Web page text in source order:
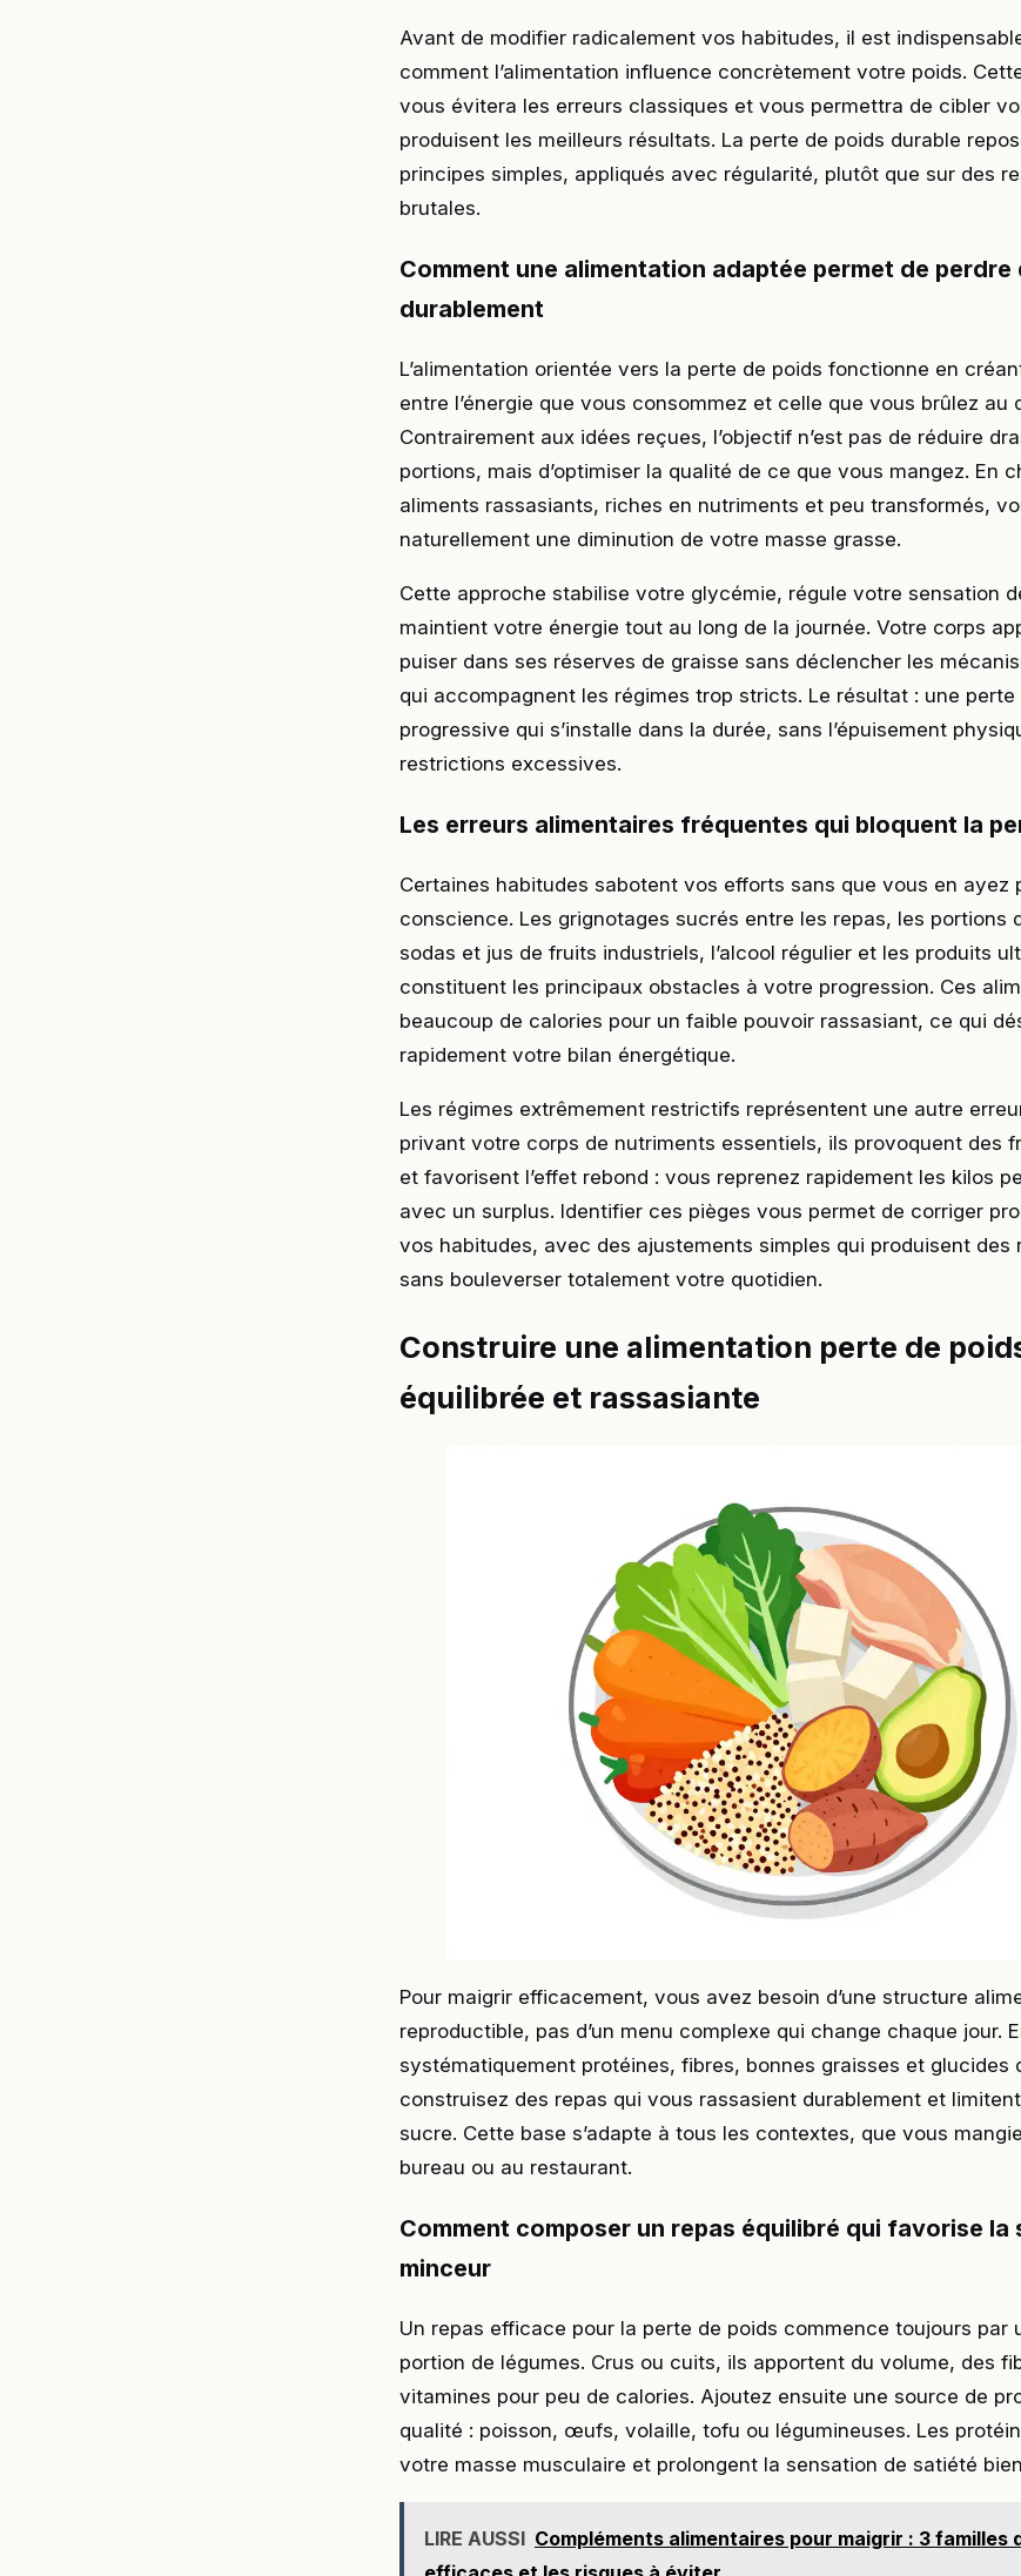
Avant de modifier radicalement vos habitudes, il est
comment l’alimentation influence concrètement votre poids.
vous évitera les erreurs classiques et vous permettra de cibler
produisent les meilleurs résultats. La perte de poids durable
principes simples, appliqués avec régularité, plutôt que sur des
brutales.
Comment une alimentation adaptée permet de perdre
durablement
L’alimentation orientée vers la perte de poids fonctionne en
entre l’énergie que vous consommez et celle que vous brûlez au
Contrairement aux idées reçues, l’objectif n’est pas de réduire
portions, mais d’optimiser la qualité de ce que vous mangez. En
aliments rassasiants, riches en nutriments et peu transformés,
naturellement une diminution de votre masse grasse.
Cette approche stabilise votre glycémie, régule votre sensation
maintient votre énergie tout au long de la journée. Votre corps
puiser dans ses réserves de graisse sans déclencher les
qui accompagnent les régimes trop stricts. Le résultat : une perte
progressive qui s’installe dans la durée, sans l’épuisement
restrictions excessives.
Les erreurs alimentaires fréquentes qui bloquent la
Certaines habitudes sabotent vos efforts sans que vous en ayez
conscience. Les grignotages sucrés entre les repas, les portions
sodas et jus de fruits industriels, l’alcool régulier et les produits
constituent les principaux obstacles à votre progression. Ces
beaucoup de calories pour un faible pouvoir rassasiant, ce qui
rapidement votre bilan énergétique.
Les régimes extrêmement restrictifs représentent une autre
privant votre corps de nutriments essentiels, ils provoquent des
et favorisent l’effet rebond : vous reprenez rapidement les kilos
avec un surplus. Identifier ces pièges vous permet de corriger
vos habitudes, avec des ajustements simples qui produisent des
sans bouleverser totalement votre quotidien.
Construire une alimentation perte de
équilibrée et rassasiante
Pour maigrir efficacement, vous avez besoin d’une structure
reproductible, pas d’un menu complexe qui change chaque jour.
systématiquement protéines, fibres, bonnes graisses et glucides
construisez des repas qui vous rassasient durablement et
sucre. Cette base s’adapte à tous les contextes, que vous
bureau ou au restaurant.
Comment composer un repas équilibré qui favorise la
minceur
Un repas efficace pour la perte de poids commence toujours par
portion de légumes. Crus ou cuits, ils apportent du volume, des
vitamines pour peu de calories. Ajoutez ensuite une source de
qualité : poisson, œufs, volaille, tofu ou légumineuses. Les
votre masse musculaire et prolongent la sensation de satiété
LIRE AUSSI Compléments alimentaires pour maigrir : 3 familles